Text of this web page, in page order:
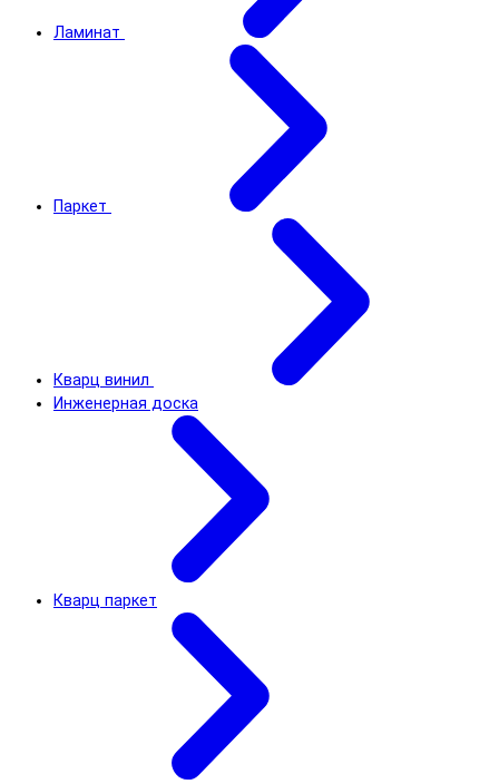
Ламинат
Паркет
Кварц винил
Инженерная доска
Кварц паркет